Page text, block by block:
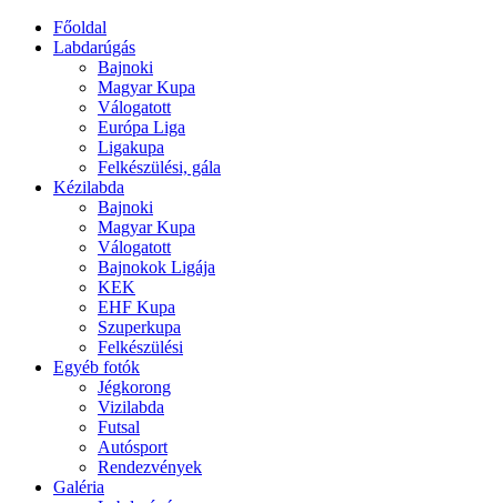
Főoldal
Labdarúgás
Bajnoki
Magyar Kupa
Válogatott
Európa Liga
Ligakupa
Felkészülési, gála
Kézilabda
Bajnoki
Magyar Kupa
Válogatott
Bajnokok Ligája
KEK
EHF Kupa
Szuperkupa
Felkészülési
Egyéb fotók
Jégkorong
Vizilabda
Futsal
Autósport
Rendezvények
Galéria